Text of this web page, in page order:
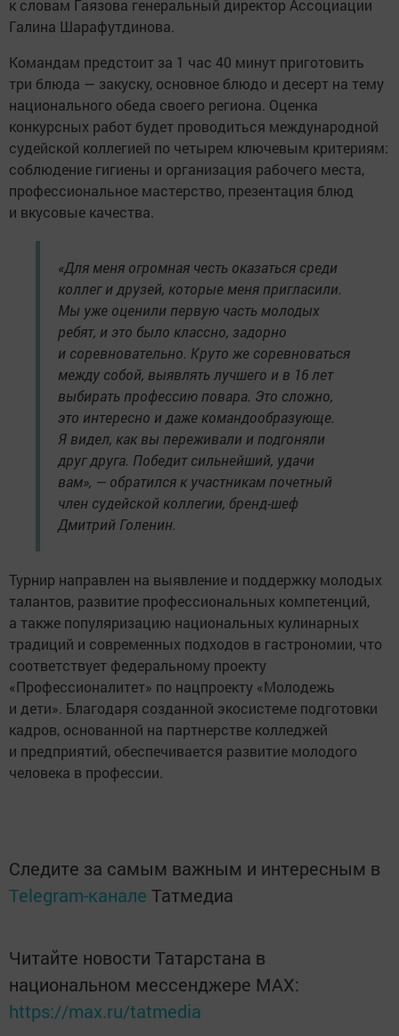
к словам Гаязова генеральный директор Ассоциации
Галина Шарафутдинова.
Командам предстоит за 1 час 40 минут приготовить
три блюда — закуску, основное блюдо и десерт на тему
национального обеда своего региона. Оценка
конкурсных работ будет проводиться международной
судейской коллегией по четырем ключевым критериям:
соблюдение гигиены и организация рабочего места,
профессиональное мастерство, презентация блюд
и вкусовые качества.
«Для меня огромная честь оказаться среди
коллег и друзей, которые меня пригласили.
Мы уже оценили первую часть молодых
ребят, и это было классно, задорно
и соревновательно. Круто же соревноваться
между собой, выявлять лучшего и в 16 лет
выбирать профессию повара. Это сложно,
это интересно и даже командообразующе.
Я видел, как вы переживали и подгоняли
друг друга. Победит сильнейший, удачи
вам», — обратился к участникам почетный
член судейской коллегии, бренд-шеф
Дмитрий Голенин.
Турнир направлен на выявление и поддержку молодых
талантов, развитие профессиональных компетенций,
а также популяризацию национальных кулинарных
традиций и современных подходов в гастрономии, что
соответствует федеральному проекту
«Профессионалитет» по нацпроекту «Молодежь
и дети». Благодаря созданной экосистеме подготовки
кадров, основанной на партнерстве колледжей
и предприятий, обеспечивается развитие молодого
человека в профессии.
Следите за самым важным и интересным в
Telegram-канале Татмедиа
Читайте новости Татарстана в
национальном мессенджере MАХ:
https://max.ru/tatmedia